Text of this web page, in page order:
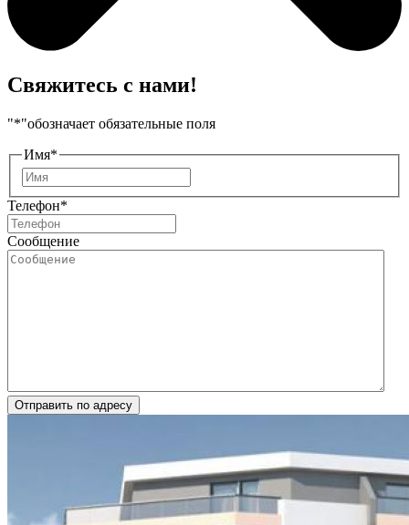
Свяжитесь с нами!
"*"обозначает обязательные поля
Имя*
Телефон*
Сообщение
Отправить по адресу